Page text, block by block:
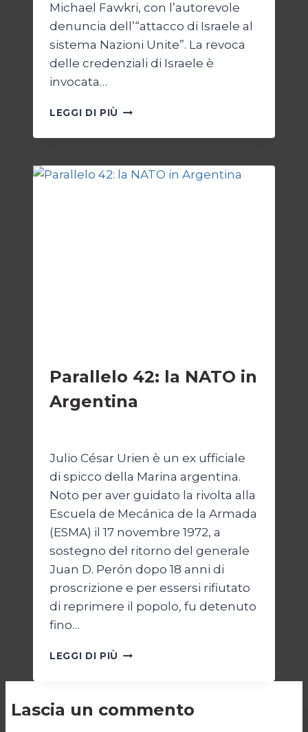
Michael Fawkri, con l’autorevole
denuncia dell’“attacco di Israele al
sistema Nazioni Unite”. La revoca
delle credenziali di Israele è
invocata…
LEGGI DI PIÙ ONU
ISRAELE,
SENZA
ONU
Parallelo 42: la NATO in
Argentina
Julio César Urien è un ex ufficiale
di spicco della Marina argentina.
Noto per aver guidato la rivolta alla
Escuela de Mecánica de la Armada
(ESMA) il 17 novembre 1972, a
sostegno del ritorno del generale
Juan D. Perón dopo 18 anni di
proscrizione e per essersi rifiutato
di reprimere il popolo, fu detenuto
fino…
LEGGI DI PIÙ PARALLELO
IN
Lascia un commento